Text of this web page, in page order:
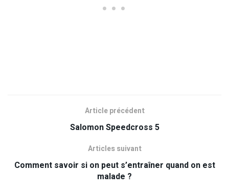
Article précédent
Salomon Speedcross 5
Articles suivant
Comment savoir si on peut s’entraîner quand on est
malade ?